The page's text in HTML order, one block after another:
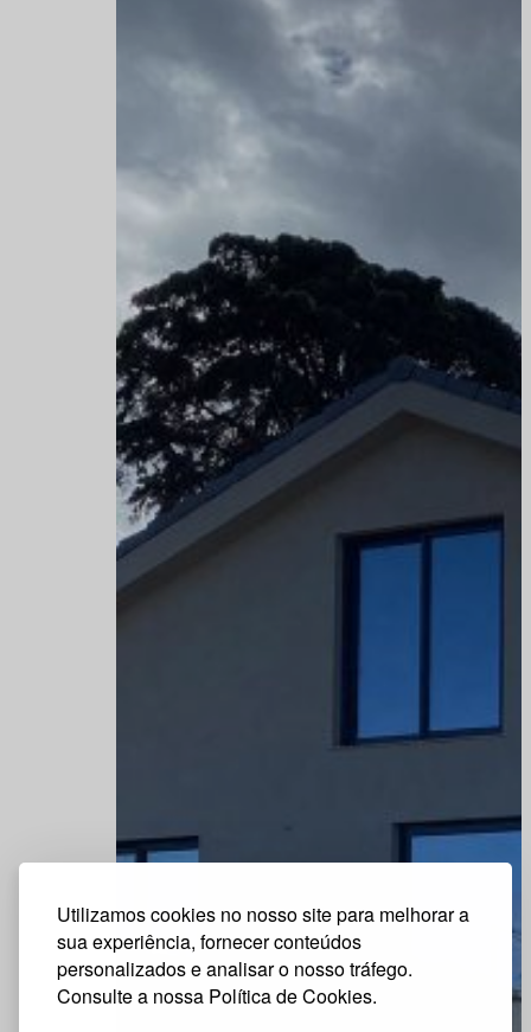
Utilizamos cookies no nosso site para melhorar a
sua experiência, fornecer conteúdos
personalizados e analisar o nosso tráfego.
Consulte a nossa Política de Cookies.